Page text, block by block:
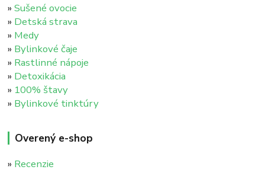
»Sušené ovocie
» Detská strava
» Medy
» Bylinkové čaje
» Rastlinné nápoje
» Detoxikácia
» 100% štavy
» Bylinkové tinktúry
Overený e-shop
» Recenzie